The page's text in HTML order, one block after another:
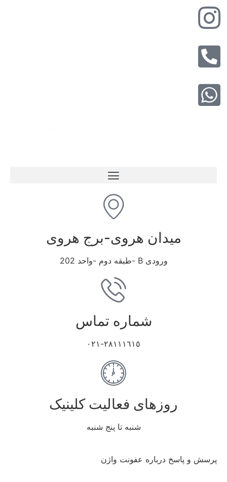
میدان هروی-برج هروی
ورودی B -طبقه دوم -واحد 202
شماره تماس
٢٨١١١٦١٥-٠٢١
روزهای فعالیت کلینیک
شنبه تا پنج شنبه
پرسش و پاسخ درباره عفونت واژن